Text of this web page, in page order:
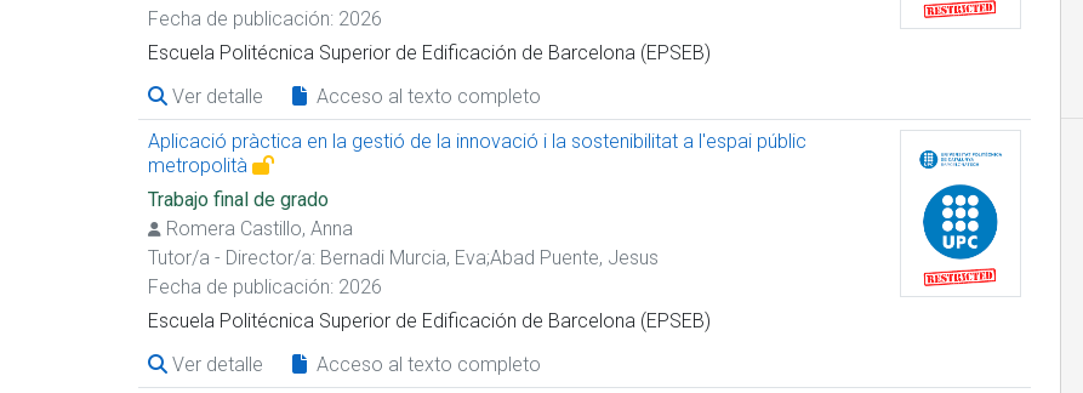
Fecha de publicación: 2026
Escuela Politécnica Superior de Edificación de Barcelona (EPSEB)
Ver detalle
Acceso al texto completo
Aplicació pràctica en la gestió de la innovació i la sostenibilitat a l'espai públic
metropolità
Trabajo final de grado
Romera Castillo, Anna
Tutor/a - Director/a: Bernadi Murcia, Eva;Abad Puente, Jesus
Fecha de publicación: 2026
Escuela Politécnica Superior de Edificación de Barcelona (EPSEB)
Ver detalle
Acceso al texto completo